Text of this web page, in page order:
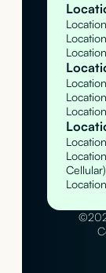
Cellular)